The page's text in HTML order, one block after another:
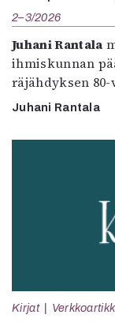
2–3/2026
Juhani Rantala
ihmiskunnan
räjähdyksen
Juhani Rantala
Kirjat